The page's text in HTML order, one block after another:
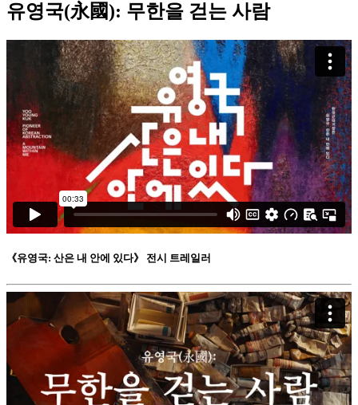
유영국(永國): 무한을 걷는 사람
《유영국: 산은 내 안에 있다》 전시 트레일러